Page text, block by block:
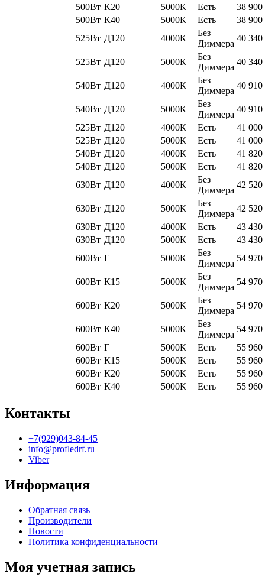
500Вт К20 5000К Есть
38 900
500Вт К40 5000К Есть
38 900
525Вт Д120 4000К
Без
Диммера
40 340
525Вт Д120 5000К
Без
Диммера
40 340
540Вт Д120 4000К
Без
Диммера
40 910
540Вт Д120 5000К
Без
Диммера
40 910
525Вт Д120 4000К Есть
41 000
525Вт Д120 5000К Есть
41 000
540Вт Д120 4000К Есть
41 820
540Вт Д120 5000К Есть
41 820
630Вт Д120 4000К
Без
Диммера
42 520
630Вт Д120 5000К
Без
Диммера
42 520
630Вт Д120 4000К Есть
43 430
630Вт Д120 5000К Есть
43 430
600Вт Г 5000К
Без
Диммера
54 970
600Вт К15 5000К
Без
Диммера
54 970
600Вт К20 5000К
Без
Диммера
54 970
600Вт К40 5000К
Без
Диммера
54 970
600Вт Г 5000К Есть
55 960
600Вт К15 5000К Есть
55 960
600Вт К20 5000К Есть
55 960
600Вт К40 5000К Есть 55 960
Контакты
+7(929)043-84-45
info@profledrf.ru
Viber
Информация
Обратная связь
Производители
Новости
Политика конфиденциальности
Моя учетная запись